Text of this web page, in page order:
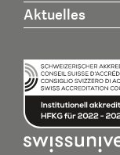
Aktuelles